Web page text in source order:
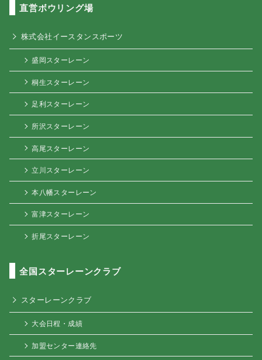
直営ボウリング場
株式会社イースタンスポーツ
盛岡スターレーン
桐生スターレーン
足利スターレーン
所沢スターレーン
高尾スターレーン
立川スターレーン
本八幡スターレーン
富津スターレーン
折尾スターレーン
全国スターレーンクラブ
スターレーンクラブ
大会日程・成績
加盟センター連絡先